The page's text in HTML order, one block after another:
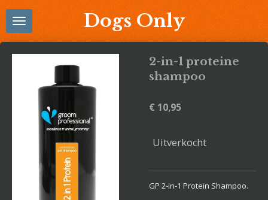
Ga
direct
Dogs Only
2-in-1 proteine
shampoo
€ 10,95
Uitverkocht
GP 2-in-1 Protein Shampoo.